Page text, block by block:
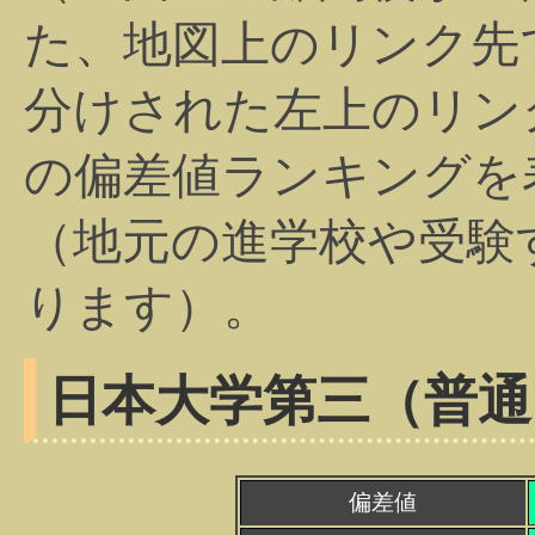
た、地図上のリンク
分けされた左上のリ
の偏差値ランキング
（地元の進学校や受
ります）。
日本大学第三（普
偏差値